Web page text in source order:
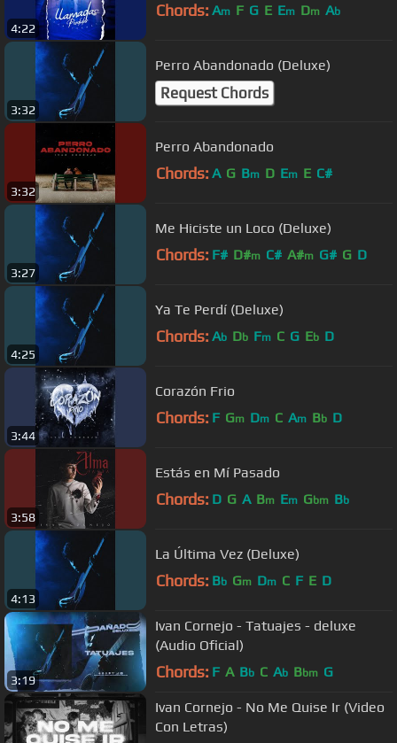
4:22
Chords: Am F G E Em Dm Ab
3:32
Perro Abandonado (Deluxe)
Request Chords
3:32
Perro Abandonado
Chords: A G Bm D Em E C#
3:27
Me Hiciste un Loco (Deluxe)
Chords: F# D#m C# A#m G# G D
4:25
Ya Te Perdí (Deluxe)
Chords: Ab Db Fm C G Eb D
3:44
Corazón Frio
Chords: F Gm Dm C Am Bb D
3:58
Estás en Mí Pasado
Chords: D G A Bm Em Gbm Bb
4:13
La Última Vez (Deluxe)
Chords: Bb Gm Dm C F E D
3:19
Ivan Cornejo - Tatuajes - deluxe
(Audio Oficial)
Chords: F A Bb C Ab Bbm G
Ivan Cornejo - No Me Quise Ir (Video
Con Letras)